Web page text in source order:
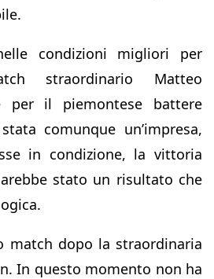
condizioni migliori per
straordinario Matteo
per il piemontese battere
comunque un’impresa,
in condizione, la vittoria
stato un risultato che
match dopo la straordinaria
In questo momento non ha